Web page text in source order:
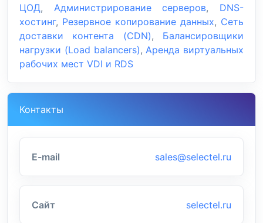
ЦОД, Администрирование серверов, DNS-
хостинг, Резервное копирование данных, Сеть
доставки контента (CDN), Балансировщики
нагрузки (Load balancers), Аренда виртуальных
рабочих мест VDI и RDS
Контакты
E-mail sales@selectel.ru
Сайт selectel.ru